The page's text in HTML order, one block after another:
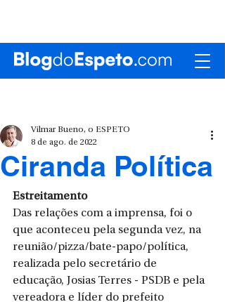
Ciranda Política
Vilmar Bueno, o ESPETO
8 de ago. de 2022
Estreitamento
Das relações com a imprensa, foi o
que aconteceu pela segunda vez, na
reunião/pizza/bate-papo/política,
realizada pelo secretário de
educação, Josias Terres - PSDB e pela
vereadora e líder do prefeito